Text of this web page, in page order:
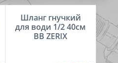
Шланг гнучкий
для води 1/2 40см
ВВ ZERIX